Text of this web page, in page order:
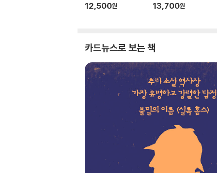
12,500원 13,700원
카드뉴스로 보는 책